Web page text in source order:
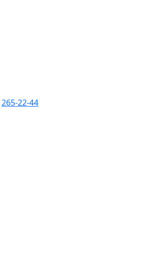
265-22-44